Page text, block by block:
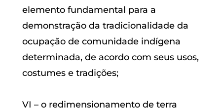
elemento fundamental para a
demonstração da tradicionalidade da
ocupação de comunidade indígena
determinada, de acordo com seus usos,
costumes e tradições;
VI – o redimensionamento de terra